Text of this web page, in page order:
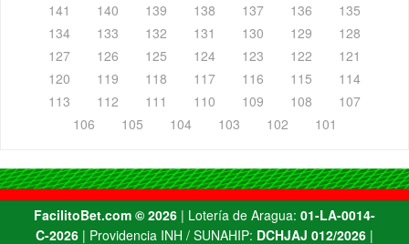
141
140 139 138 137 136
135
134
133 132 131 130 129
128
127
126 125 124 123 122
121
120
119 118 117 116 115
114
113
112 111 110 109 108
107
106
105 104 103 102 101
FacilitoBet.com ©️ 2026 | Lotería de Aragua: 01-LA-0014-
C-2026 | Providencia INH / SUNAHIP: DCHJAJ 012/2026 |